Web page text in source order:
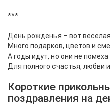
***
День рожденья – вот
Много подарков, цветов и
А годы идут, но они не помеха
Для полного счастья, любви и
Короткие
поздравления на